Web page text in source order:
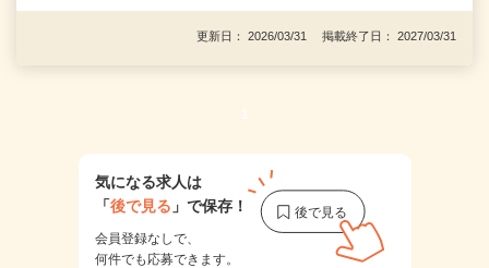
更新日： 2026/03/31 掲載終了日： 2027/03/31
1
気になる求人は
「後で見る 」で保存！
会員登録なしで、
何件でも応募できます。